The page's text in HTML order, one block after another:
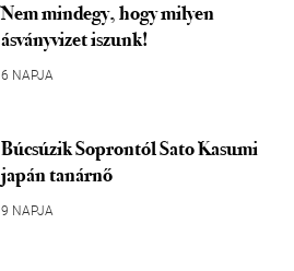
Nem mindegy, hogy milyen
ásványvizet iszunk!
6 NAPJA
Búcsúzik Soprontól Sato Kasumi
japán tanárnő
9 NAPJA